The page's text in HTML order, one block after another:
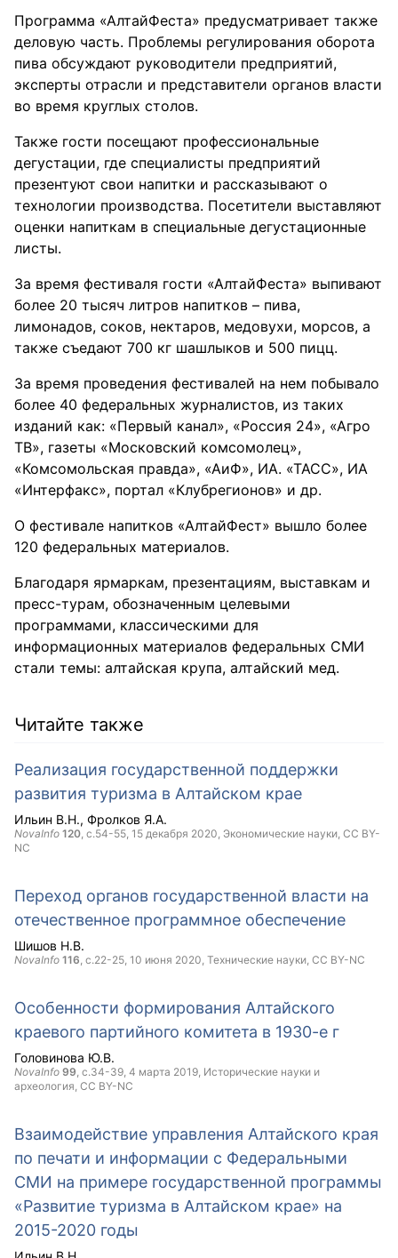
Программа «АлтайФеста» предусматривает также
деловую часть. Проблемы регулирования оборота
пива обсуждают руководители предприятий,
эксперты отрасли и представители органов власти
во время круглых столов.
Также гости посещают профессиональные
дегустации, где специалисты предприятий
презентуют свои напитки и рассказывают о
технологии производства. Посетители выставляют
оценки напиткам в специальные дегустационные
листы.
За время фестиваля гости «АлтайФеста» выпивают
более 20 тысяч литров напитков – пива,
лимонадов, соков, нектаров, медовухи, морсов, а
также съедают 700 кг шашлыков и 500 пицц.
За время проведения фестивалей на нем побывало
более 40 федеральных журналистов, из таких
изданий как: «Первый канал», «Россия 24», «Агро
ТВ», газеты «Московский комсомолец»,
«Комсомольская правда», «АиФ», ИА. «ТАСС», ИА
«Интерфакс», портал «Клубрегионов» и др.
О фестивале напитков «АлтайФест» вышло более
120 федеральных материалов.
Благодаря ярмаркам, презентациям, выставкам и
пресс-турам, обозначенным целевыми
программами, классическими для
информационных материалов федеральных СМИ
стали темы: алтайская крупа, алтайский мед.
Читайте также
Реализация государственной поддержки
развития туризма в Алтайском крае
Ильин В.Н. Фролков Я.А.
NovaInfo 120, с.54-55, 15 декабря 2020, Экономические науки, CC BY-
NC
Переход органов государственной власти на
отечественное программное обеспечение
Шишов Н.В.
NovaInfo 116, с.22-25, 10 июня 2020, Технические науки, CC BY-NC
Особенности формирования Алтайского
краевого партийного комитета в 1930-е г
Головинова Ю.В.
NovaInfo 99, с.34-39, 4 марта 2019, Исторические науки и
археология, CC BY-NC
Взаимодействие управления Алтайского края
по печати и информации с Федеральными
СМИ на примере государственной программы
«Развитие туризма в Алтайском крае» на
2015-2020 годы